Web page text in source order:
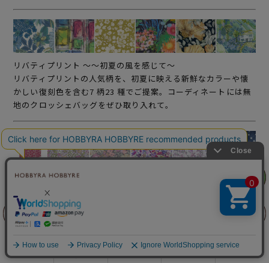
商品を探す 手芸を学ぶ ガイド 店舗情報 ログイン
前に戻る
フェア
リバティプリント ～～初夏の風を感じて～
リバティプリントの人気柄を、初夏に映える新鮮なカラーや懐
かしい復刻色を含む7 柄23 種でご提案。コーディネートには無
地のクロッシェバッグをぜひ取り入れて。
リバティプリント ～新しい季節のはじまり～
人気の柄から初登場の〈ミロ〉まで10 柄33 種の多彩なライン
ナップをご紹介。カジュアル過ぎないシックな色づけはブラウ
スやワンピースに。
前に戻る
フェア